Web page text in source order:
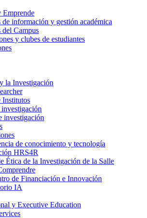
Emprende
de información y gestión académica
del Campus
y clubes de estudiantes
la Investigación
Institutos
investigación
investigación
de conocimiento y tecnología
HRS4R
Ética de la Investigación de la Salle
de Financiación e Innovación
IA
y Executive Education